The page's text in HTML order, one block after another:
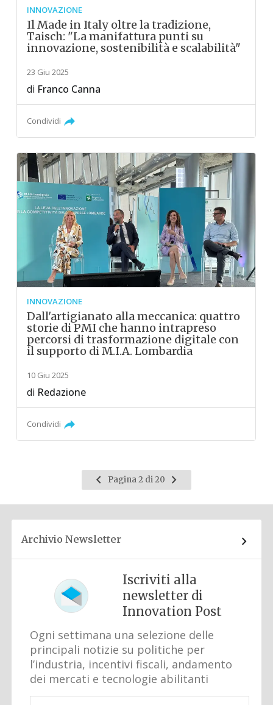
INNOVAZIONE
Il Made in Italy oltre la tradizione,
Taisch: "La manifattura punti su
innovazione, sostenibilità e scalabilità"
23 Giu 2025
di Franco Canna
Condividi
INNOVAZIONE
Dall'artigianato alla meccanica: quattro
storie di PMI che hanno intrapreso
percorsi di trasformazione digitale con
il supporto di M.I.A. Lombardia
10 Giu 2025
di Redazione
Condividi
Pagina
precedente
Pagina 2 di 20
Pagina
successiva
Archivio Newsletter
Iscriviti alla
newsletter di
Innovation Post
Ogni settimana una selezione delle
principali notizie su politiche per
l’industria, incentivi fiscali, andamento
dei mercati e tecnologie abilitanti